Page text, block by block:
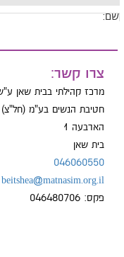
צרו קשר:
מרכז קהילתי בבית שאן ע"ש
חטיבת הנשים בע"מ (חל"צ)
הארבעה 1
בית שאן
046060550
beitshea@matnasim.org.il
פקס: 046480706